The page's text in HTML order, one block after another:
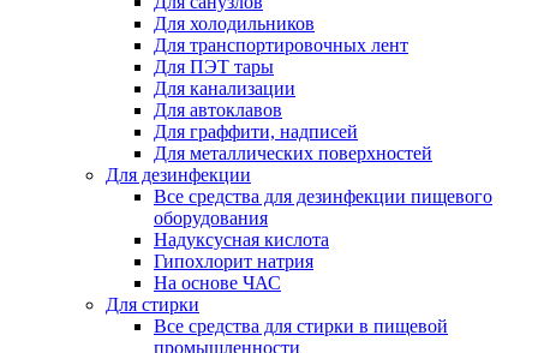
Для холодильников
Для транспортировочных лент
Для ПЭТ тары
Для канализации
Для автоклавов
Для граффити, надписей
Для металлических поверхностей
Для дезинфекции
Все средства для дезинфекции пищевого
оборудования
Надуксусная кислота
Гипохлорит натрия
На основе ЧАС
Для стирки
Все средства для стирки в пищевой
промышленности